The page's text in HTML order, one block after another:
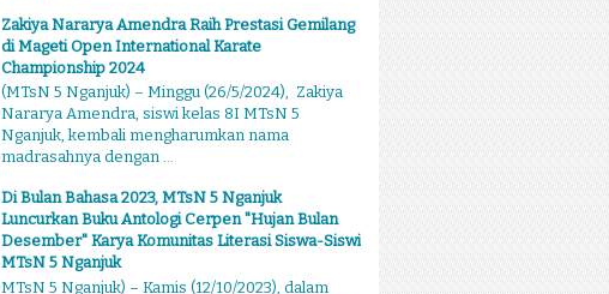
Zakiya Nararya Amendra Raih Prestasi Gemilang
di Mageti Open International Karate
Championship 2024
(MTsN 5 Nganjuk) – Minggu (26/5/2024), Zakiya
Nararya Amendra, siswi kelas 8I MTsN 5
Nganjuk, kembali mengharumkan nama
madrasahnya dengan ...
Di Bulan Bahasa 2023, MTsN 5 Nganjuk
Luncurkan Buku Antologi Cerpen "Hujan Bulan
Desember" Karya Komunitas Literasi Siswa-Siswi
MTsN 5 Nganjuk
MTsN 5 Nganjuk) – Kamis (12/10/2023), dalam